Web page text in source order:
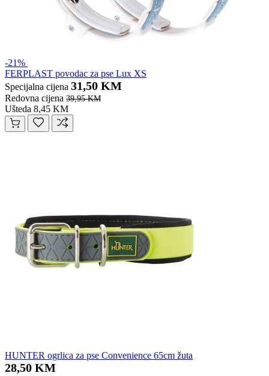
-21%
FERPLAST povodac za pse Lux XS
Specijalna cijena 31,50 KM
Redovna cijena 39,95 KM
Ušteda 8,45 KM
HUNTER ogrlica za pse Convenience 65cm žuta
28,50 KM